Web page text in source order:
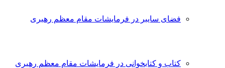
فضای سایبر در فرمایشات مقام معظم رهبری
کتاب و کتابخوانی در فرمایشات مقام معظم رهبری